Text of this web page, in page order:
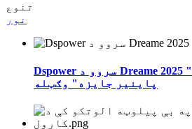
تنوع
نور
Dspower سروو د Dreame 2025 "ټیکنالوژۍ بریا
پاینیر جایزه" وګټله